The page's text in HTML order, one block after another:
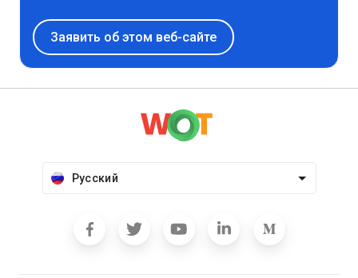
Заявить об этом веб-сайте
Русский